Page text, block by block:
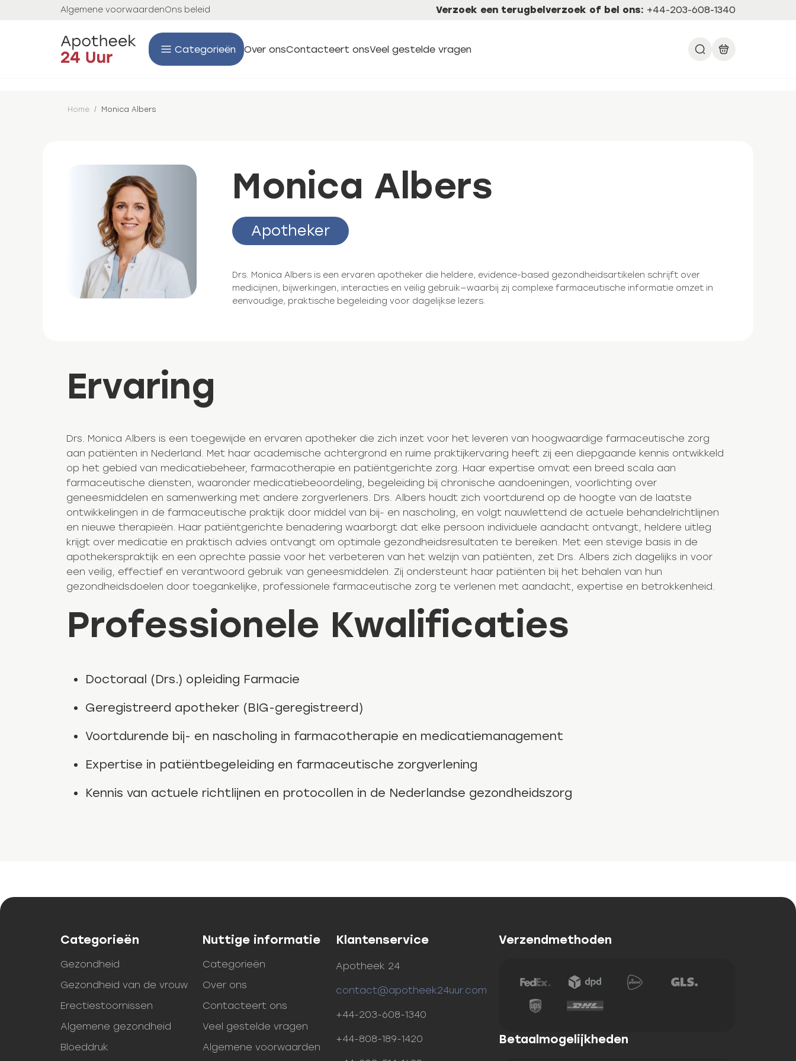
Algemene voorwaardenOns beleid Verzoek een terugbelverzoek of bel ons: +44-203-608-1340
Categorieën Over onsContacteert onsVeel gestelde vragen
Home / Monica Albers
Monica Albers
Apotheker
Drs. Monica Albers is een ervaren apotheker die heldere, evidence-based gezondheidsartikelen schrijft over
medicijnen, bijwerkingen, interacties en veilig gebruik—waarbij zij complexe farmaceutische informatie omzet in
eenvoudige, praktische begeleiding voor dagelijkse lezers.
Ervaring
Drs. Monica Albers is een toegewijde en ervaren apotheker die zich inzet voor het leveren van hoogwaardige farmaceutische zorg
aan patiënten in Nederland. Met haar academische achtergrond en ruime praktijkervaring heeft zij een diepgaande kennis ontwikkeld
op het gebied van medicatiebeheer, farmacotherapie en patiëntgerichte zorg. Haar expertise omvat een breed scala aan
farmaceutische diensten, waaronder medicatiebeoordeling, begeleiding bij chronische aandoeningen, voorlichting over
geneesmiddelen en samenwerking met andere zorgverleners. Drs. Albers houdt zich voortdurend op de hoogte van de laatste
ontwikkelingen in de farmaceutische praktijk door middel van bij- en nascholing, en volgt nauwlettend de actuele behandelrichtlijnen
en nieuwe therapieën. Haar patiëntgerichte benadering waarborgt dat elke persoon individuele aandacht ontvangt, heldere uitleg
krijgt over medicatie en praktisch advies ontvangt om optimale gezondheidsresultaten te bereiken. Met een stevige basis in de
apothekerspraktijk en een oprechte passie voor het verbeteren van het welzijn van patiënten, zet Drs. Albers zich dagelijks in voor
een veilig, effectief en verantwoord gebruik van geneesmiddelen. Zij ondersteunt haar patiënten bij het behalen van hun
gezondheidsdoelen door toegankelijke, professionele farmaceutische zorg te verlenen met aandacht, expertise en betrokkenheid.
Professionele Kwalificaties
Doctoraal (Drs.) opleiding Farmacie
Geregistreerd apotheker (BIG-geregistreerd)
Voortdurende bij- en nascholing in farmacotherapie en medicatiemanagement
Expertise in patiëntbegeleiding en farmaceutische zorgverlening
Kennis van actuele richtlijnen en protocollen in de Nederlandse gezondheidszorg
Categorieën
Gezondheid
Gezondheid van de vrouw
Erectiestoornissen
Algemene gezondheid
Bloeddruk
Nuttige informatie
Categorieën
Over ons
Contacteert ons
Veel gestelde vragen
Algemene voorwaarden
Klantenservice
Apotheek 24
contact@apotheek24uur.com
+44-203-608-1340
+44-808-189-1420
Verzendmethoden
Betaalmogelijkheden